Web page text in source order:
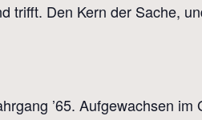
trifft. Den Kern der Sache,
’65. Aufgewachsen im